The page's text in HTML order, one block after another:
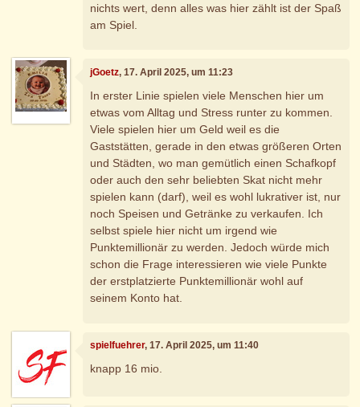
nichts wert, denn alles was hier zählt ist der Spaß
am Spiel.
jGoetz, 17. April 2025, um 11:23
In erster Linie spielen viele Menschen hier um
etwas vom Alltag und Stress runter zu kommen.
Viele spielen hier um Geld weil es die
Gaststätten, gerade in den etwas größeren Orten
und Städten, wo man gemütlich einen Schafkopf
oder auch den sehr beliebten Skat nicht mehr
spielen kann (darf), weil es wohl lukrativer ist, nur
noch Speisen und Getränke zu verkaufen. Ich
selbst spiele hier nicht um irgend wie
Punktemillionär zu werden. Jedoch würde mich
schon die Frage interessieren wie viele Punkte
der erstplatzierte Punktemillionär wohl auf
seinem Konto hat.
spielfuehrer, 17. April 2025, um 11:40
knapp 16 mio.